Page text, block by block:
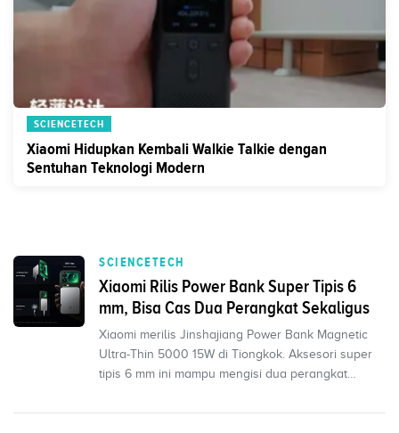
SCIENCETECH
Xiaomi Hidupkan Kembali Walkie Talkie dengan
Sentuhan Teknologi Modern
SCIENCETECH
Xiaomi Rilis Power Bank Super Tipis 6
mm, Bisa Cas Dua Perangkat Sekaligus
Xiaomi merilis Jinshajiang Power Bank Magnetic
Ultra-Thin 5000 15W di Tiongkok. Aksesori super
tipis 6 mm ini mampu mengisi dua perangkat